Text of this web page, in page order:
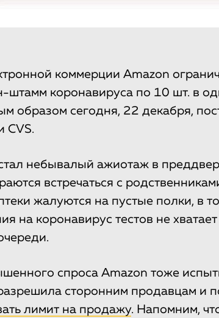
коммерции Amazon
штамм коронавируса по 10 шт. в
образом сегодня, 22 декабря,
CVS.
небывалый ажиотаж в
встречаться с
жалуются на пустые полки, в
на коронавирус тестов не
спроса Amazon тоже
сторонним продавцам и
лимит на продажу. Напомним,